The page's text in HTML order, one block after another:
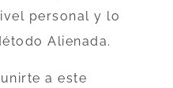
personal y lo
Alienada.
a este